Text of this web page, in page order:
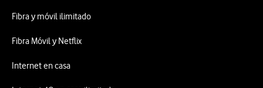
Fibra y móvil ilimitado
Fibra Móvil y Netflix
Internet en casa